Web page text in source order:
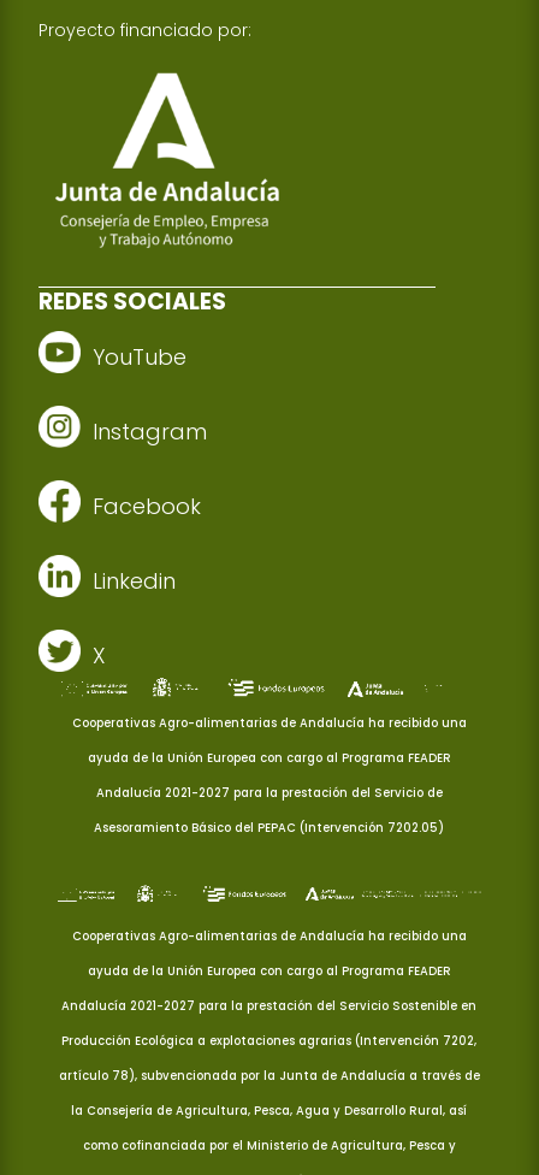
Proyecto financiado por:
REDES SOCIALES
YouTube
Instagram
Facebook
Linkedin
X
Cooperativas Agro-alimentarias de Andalucía ha recibido una
ayuda de la Unión Europea con cargo al Programa FEADER
Andalucía 2021-2027 para la prestación del Servicio de
Asesoramiento Básico del PEPAC (Intervención 7202.05)
Cooperativas Agro-alimentarias de Andalucía ha recibido una
ayuda de la Unión Europea con cargo al Programa FEADER
Andalucía 2021-2027 para la prestación del Servicio Sostenible en
Producción Ecológica a explotaciones agrarias (Intervención 7202,
artículo 78), subvencionada por la Junta de Andalucía a través de
la Consejería de Agricultura, Pesca, Agua y Desarrollo Rural, así
como cofinanciada por el Ministerio de Agricultura, Pesca y